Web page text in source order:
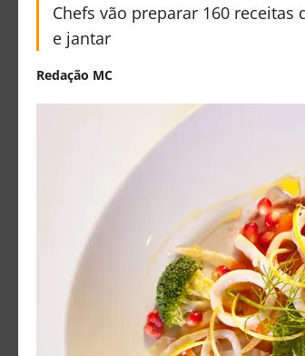
Chefs vão preparar 160
e jantar
Redação MC